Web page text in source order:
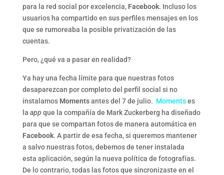
para la red social por excelencia,Facebook. Incluso los
usuarios ha compartido en sus perfiles mensajes en los
que se rumoreaba la posible privatización de las
cuentas.
Pero, ¿qué va a pasar en realidad?
Ya hay una fecha límite para que nuestras fotos
desaparezcan por completo del perfil social si no
instalamos Momentsantes del 7 de julio. Momentses
la app que la compañía de Mark Zuckerberg ha diseñado
para que se compartan fotos de manera automática en
Facebook. A partir de esa fecha, si queremos mantener
a salvo nuestras fotos, debemos de tener instalada
esta aplicación, según la nueva política de fotografías.
De lo contrario, todas las fotos que sincronizaste en el